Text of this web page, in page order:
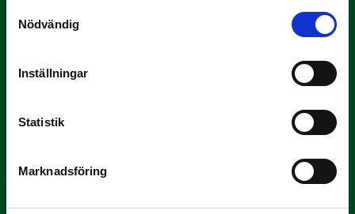
Nödvändig
Inställningar
Statistik
Marknadsföring
Rösta på Månadens Tränare i juni